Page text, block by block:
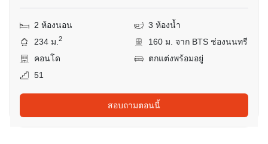
2 ห้องนอน
3 ห้องน้ำ
234 ม.2
160 ม. จาก BTS ช่องนนทรี
คอนโด
ตกแต่งพร้อมอยู่
51
สอบถามตอนนี้